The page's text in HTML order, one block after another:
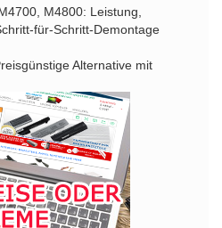
M4800: Leistung,
für-Schritt-Demontage
Alternative mit